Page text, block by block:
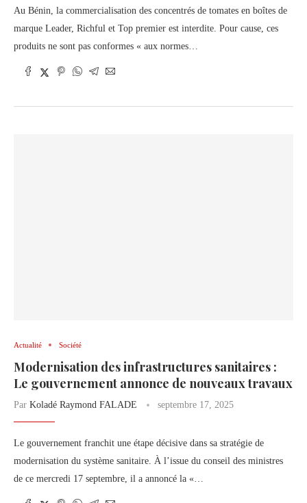
Au Bénin, la commercialisation des concentrés de tomates en boîtes de
marque Leader, Richful et Top premier est interdite. Pour cause, ces
produits ne sont pas conformes « aux normes…
Actualité Société
Modernisation des infrastructures sanitaires :
Le gouvernement annonce de nouveaux travaux
Par Koladé Raymond FALADE septembre 17, 2025
Le gouvernement franchit une étape décisive dans sa stratégie de
modernisation du système sanitaire. À l’issue du conseil des ministres
de ce mercredi 17 septembre, il a annoncé la «…